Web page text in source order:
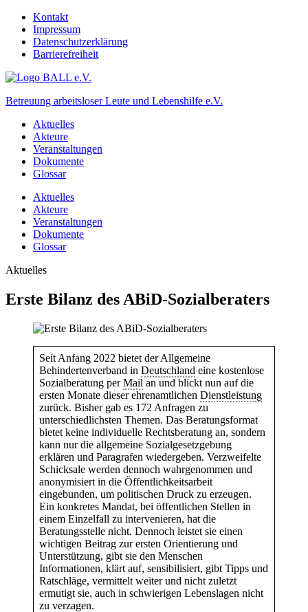
Kontakt
Impressum
Datenschutzerklärung
Barrierefreiheit
Betreuung arbeitsloser Leute und Lebenshilfe e.V.
Aktuelles
Akteure
Veranstaltungen
Dokumente
Glossar
Aktuelles
Akteure
Veranstaltungen
Dokumente
Glossar
Aktuelles
Erste Bilanz des ABiD-Sozialberaters
Seit Anfang 2022 bietet der Allgemeine
Behindertenverband in Deutschland eine kostenlose
Sozialberatung perMail an und blickt nun auf die
ersten Monate dieser ehrenamtlichen Dienstleistung
zurück. Bisher gab es 172 Anfragen zu
unterschiedlichsten Themen. Das Beratungsformat
bietet keine individuelle Rechtsberatung an, sondern
kann nur die allgemeine Sozialgesetzgebung
erklären und Paragrafen wiedergeben. Verzweifelte
Schicksale werden dennoch wahrgenommen und
anonymisiert in die Öffentlichkeitsarbeit
eingebunden, um politischen Druck zu erzeugen.
Ein konkretes Mandat, bei öffentlichen Stellen in
einem Einzelfall zu intervenieren, hat die
Beratungsstelle nicht. Dennoch leistet sie einen
wichtigen Beitrag zur ersten Orientierung und
Unterstützung, gibt sie den Menschen
Informationen, klärt auf, sensibilisiert, gibt Tipps und
Ratschläge, vermittelt weiter und nicht zuletzt
ermutigt sie, auch in schwierigen Lebenslagen nicht
zu verzagen.